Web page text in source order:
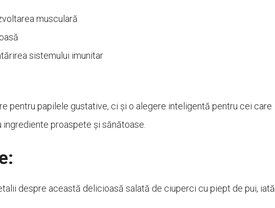
musculară
sistemului imunitar
pentru papilele gustative, ci și o alegere inteligentă pentru cei care
proaspete și sănătoase.
despre această delicioasă salată de ciuperci cu piept de pui, iată